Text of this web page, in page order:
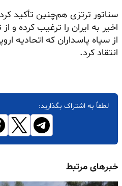
سناتور ترتزی هم‌چنین تأکید
اخیر به ایران را ترغیب کرده
از سپاه پاسداران که اتحادیه
انتقاد کرد.
لطفاً به اشتراک بگذارید:
خبرهای مرتبط